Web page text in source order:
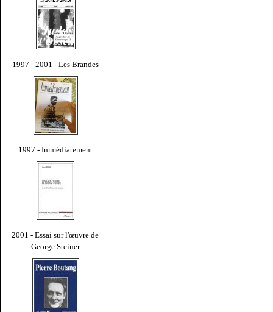
1997 - 2001 - Les Brandes
1997 - Immédiatement
2001 - Essai sur l'œuvre de
George Steiner